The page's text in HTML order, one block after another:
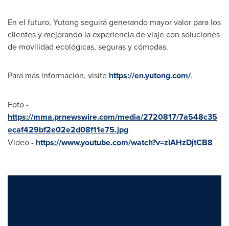
En el futuro, Yutong seguirá generando mayor valor para los
clientes y mejorando la experiencia de viaje con soluciones
de movilidad ecológicas, seguras y cómodas.
Para más información, visite https://en.yutong.com/.
Foto -
https://mma.prnewswire.com/media/2720817/7a548c35
ecaf429bf2e02e2d08f11e75.jpg
Video - https://www.youtube.com/watch?v=zIAHzDjtCB8